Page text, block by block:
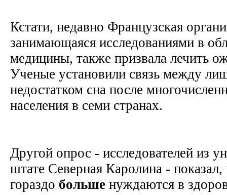
Кстати, недавно Французская
занимающаяся исследованиями в
медицины, также призвала лечить
Ученые установили связь между
недостатком сна после
населения в семи странах.
Другой опрос - исследователей из
штате Северная Каролина -
гораздо больше нуждаются в